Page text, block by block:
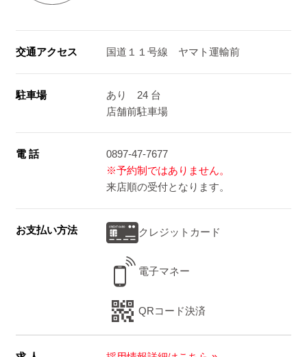
交通アクセス 国道１１号線 ヤマト運輸前
駐車場
あり 24 台
店舗前駐車場
電 話
0897-47-7677
※予約制ではありません。
来店順の受付となります。
お支払い方法 クレジットカード
電子マネー
QRコード決済